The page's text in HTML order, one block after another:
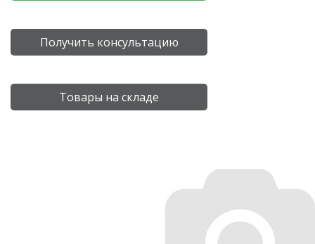
Получить консультацию
Товары на складе